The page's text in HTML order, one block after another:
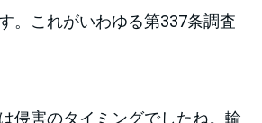
。これがいわゆる第337条調査
侵害のタイミングでしたね。輸